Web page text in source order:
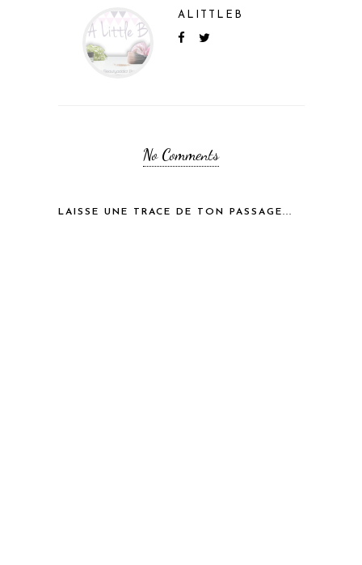
ALITTLEB
No Comments
LAISSE UNE TRACE DE TON PASSAGE...